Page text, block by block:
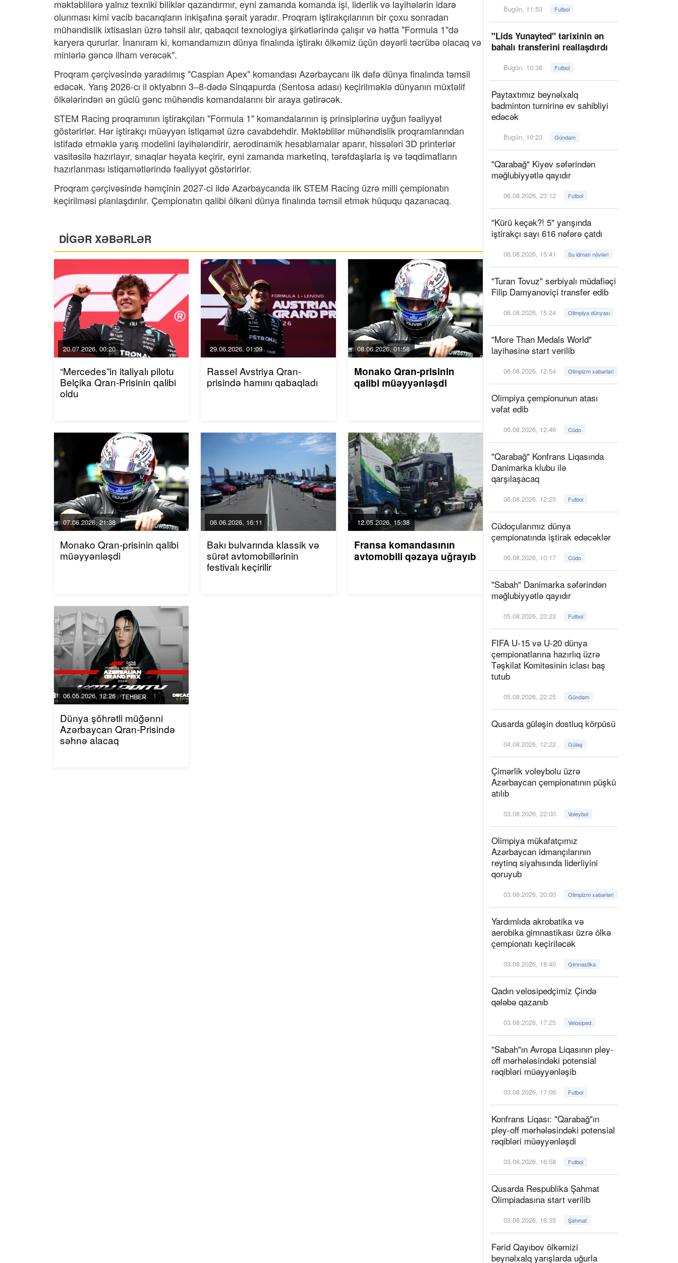
məktəblilərə yalnız texniki biliklər qazandırmır, eyni zamanda komanda işi, liderlik və layihələrin idarə
olunması kimi vacib bacarıqların inkişafına şərait yaradır. Proqram iştirakçılarının bir çoxu sonradan
mühəndislik ixtisasları üzrə təhsil alır, qabaqcıl texnologiya şirkətlərində çalışır və hətta "Formula 1"də
karyera qururlar. İnanıram ki, komandamızın dünya finalında iştirakı ölkəmiz üçün dəyərli təcrübə olacaq və
minlərlə gəncə ilham verəcək".
Proqram çərçivəsində yaradılmış "Caspian Apex" komandası Azərbaycanı ilk dəfə dünya finalında təmsil
edəcək. Yarış 2026-cı il oktyabrın 3–8-dədə Sinqapurda (Sentosa adası) keçirilməklə dünyanın müxtəlif
ölkələrindən ən güclü gənc mühəndis komandalarını bir araya gətirəcək.
STEM Racing proqramının iştirakçıları "Formula 1" komandalarının iş prinsiplərinə uyğun fəaliyyət
göstərirlər. Hər iştirakçı müəyyən istiqamət üzrə cavabdehdir. Məktəblilər mühəndislik proqramlarından
istifadə etməklə yarış modelini layihələndirir, aerodinamik hesablamalar aparır, hissələri 3D printerlər
vasitəsilə hazırlayır, sınaqlar həyata keçirir, eyni zamanda marketinq, tərəfdaşlarla iş və təqdimatların
hazırlanması istiqamətlərində fəaliyyət göstərirlər.
Proqram çərçivəsində həmçinin 2027-ci ildə Azərbaycanda ilk STEM Racing üzrə milli çempionatın
keçirilməsi planlaşdırılır. Çempionatın qalibi ölkəni dünya finalında təmsil etmək hüququ qazanacaq.
DİGƏR XƏBƏRLƏR
20.07.2026, 00:20
“Mercedes”in italiyalı pilotu
Belçika Qran-Prisinin qalibi
oldu
29.06.2026, 01:09
Rassel Avstriya Qran-
prisində hamını qabaqladı
08.06.2026, 01:58
Monako Qran-prisinin
qalibi müəyyənləşdi
07.06.2026, 21:38
Monako Qran-prisinin qalibi
müəyyənləşdi
06.06.2026, 16:11
Bakı bulvarında klassik və
sürət avtomobillərinin
festivalı keçirilir
12.05.2026, 15:38
Fransa komandasının
avtomobili qəzaya uğrayıb
06.05.2026, 12:26
Dünya şöhrətli müğənni
Azərbaycan Qran-Prisində
səhnə alacaq
Bugün, 11:53 Futbol
"Lids Yunayted" tarixinin ən
bahalı transferini reallaşdırdı
Bugün, 10:38 Futbol
Paytaxtımız beynəlxalq
badminton turnirinə ev sahibliyi
edəcək
Bugün, 10:23 Gündəm
"Qarabağ" Kiyev səfərindən
məğlubiyyətlə qayıdır
06.08.2026, 23:12 Futbol
"Kürü keçək?! 5" yarışında
iştirakçı sayı 616 nəfərə çatdı
06.08.2026, 15:41 Su idman növləri
"Turan Tovuz" serbiyalı müdafiəçi
Filip Damyanoviçi transfer edib
06.08.2026, 15:24 Olimpiya dünyası
"More Than Medals World"
layihəsinə start verilib
06.08.2026, 12:54 Olimpizm xəbərləri
Olimpiya çempionunun atası
vəfat edib
06.08.2026, 12:46 Cüdo
"Qarabağ" Konfrans Liqasında
Danimarka klubu ilə
qarşılaşacaq
06.08.2026, 12:25 Futbol
Cüdoçularımız dünya
çempionatında iştirak edəcəklər
06.08.2026, 10:17 Cüdo
"Sabah" Danimarka səfərindən
məğlubiyyətlə qayıdır
05.08.2026, 23:23 Futbol
FIFA U-15 və U-20 dünya
çempionatlarına hazırlıq üzrə
Təşkilat Komitəsinin iclası baş
tutub
05.08.2026, 22:25 Gündəm
Qusarda güləşin dostluq körpüsü
04.08.2026, 12:22 Güləş
Çimərlik voleybolu üzrə
Azərbaycan çempionatının püşkü
atılıb
03.08.2026, 22:00 Voleybol
Olimpiya mükafatçımız
Azərbaycan idmançılarının
reytinq siyahısında liderliyini
qoruyub
03.08.2026, 20:00 Olimpizm xəbərləri
Yardımlıda akrobatika və
aerobika gimnastikası üzrə ölkə
çempionatı keçiriləcək
03.08.2026, 18:40 Gimnastika
Qadın velosipedçimiz Çində
qələbə qazanıb
03.08.2026, 17:25 Velosiped
"Sabah"ın Avropa Liqasının pley-
off mərhələsindəki potensial
rəqibləri müəyyənləşib
03.08.2026, 17:06 Futbol
Konfrans Liqası: "Qarabağ"ın
pley-off mərhələsindəki potensial
rəqibləri müəyyənləşdi
03.08.2026, 16:58 Futbol
Qusarda Respublika Şahmat
Olimpiadasına start verilib
03.08.2026, 16:35 Şahmat
Fərid Qayıbov ölkəmizi
beynəlxalq yarışlarda uğurla